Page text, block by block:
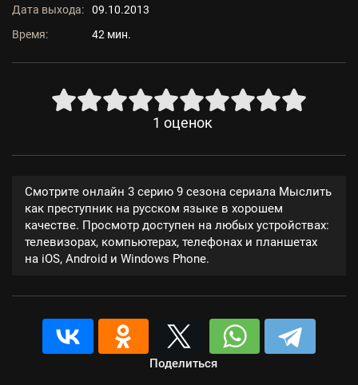
Дата выхода:
09.10.2013
Время:
42 мин.
1 оценок
Смотрите онлайн 3 серию 9 сезона сериала Мыслить
как преступник на русском языке в хорошем
качестве. Просмотр доступен на любых устройствах:
телевизорах, компьютерах, телефонах и планшетах
на iOS, Android и Windows Phone.
Поделиться